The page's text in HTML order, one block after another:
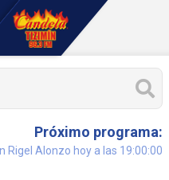
Próximo programa:
Rigel Alonzo hoy a las 19:00:00